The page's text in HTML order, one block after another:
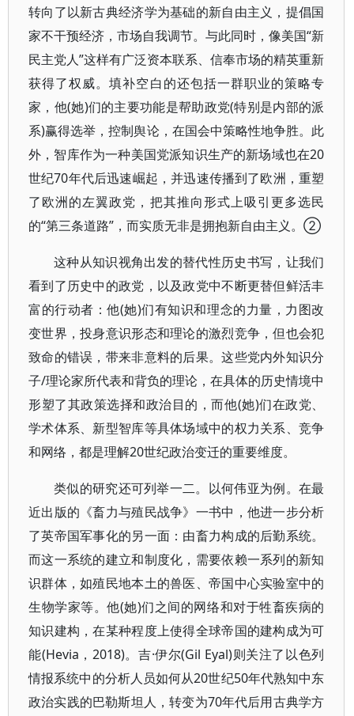
转向了以新古典经济学为基础的新自由主义，提倡国
家不干预经济，市场自我调节。与此同时，像美国“新
民主党人”这样有广泛资本联系、信奉市场的精英重新
获得了权威。填补空白的还包括一群职业的策略专
家，他(她)们的主要功能是帮助政党(特别是内部的派
系)赢得选举，控制舆论，在国会中策略性地争胜。此
外，智库作为一种美国党派知识生产的新场域也在20
世纪70年代后迅速崛起，并迅速传播到了欧洲，重塑
了欧洲的左翼政党，把其推向形式上吸引更多选民
的“第三条道路”，而实质无非是拥抱新自由主义。②
这种从知识视角出发的替代性历史书写，让我们
看到了历史中的政党，以及政党中不断更替但鲜活丰
富的行动者：他(她)们有知识和理念的力量，力图改
变世界，投身意识形态和理论的激烈竞争，但也会犯
致命的错误，带来非意料的后果。这些党内外知识分
子/理论家所代表和背负的理论，在具体的历史情境中
形塑了其政策选择和政治目的，而他(她)们在政党、
学术体系、新型智库等具体场域中的权力关系、竞争
和网络，都是理解20世纪政治变迁的重要维度。
类似的研究还可列举一二。以何伟亚为例。在最
近出版的《畜力与殖民战争》一书中，他进一步分析
了英帝国军事化的另一面：由畜力构成的后勤系统。
而这一系统的建立和制度化，需要依赖一系列的新知
识群体，如殖民地本土的兽医、帝国中心实验室中的
生物学家等。他(她)们之间的网络和对于牲畜疾病的
知识建构，在某种程度上使得全球帝国的建构成为可
能(Hevia，2018)。吉·伊尔(Gil Eyal)则关注了以色列
情报系统中的分析人员如何从20世纪50年代熟知中东
政治实践的巴勒斯坦人，转变为70年代后用古典学方